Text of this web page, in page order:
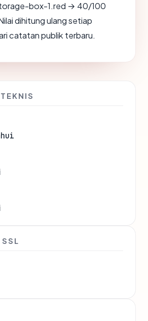
box-1.red → 40/100
dihitung ulang setiap
catatan publik terbaru.